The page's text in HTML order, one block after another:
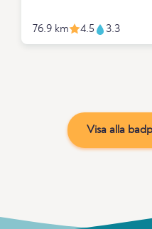
76.9 km 4.5 3.3
Visa alla